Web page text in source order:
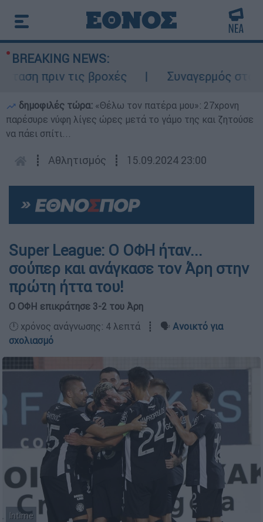
BREAKING NEWS:
πριν τις βροχές
Συναγερμός στον
δημοφιλές τώρα: «Θέλω τον πατέρα μου»: 27χρονη
παρέσυρε νύφη λίγες ώρες μετά το γάμο της και ζητούσε
να πάει σπίτι...
┋ Αθλητισμός ┋ 15.09.2024 23:00
Super League: Ο ΟΦΗ ήταν...
σούπερ και ανάγκασε τον Άρη στην
πρώτη ήττα του!
Ο ΟΦΗ επικράτησε 3-2 του Άρη
🕛 χρόνος ανάγνωσης: 4 λεπτά ┋ 🗣️ Ανοικτό για
σχολιασμό
Intime